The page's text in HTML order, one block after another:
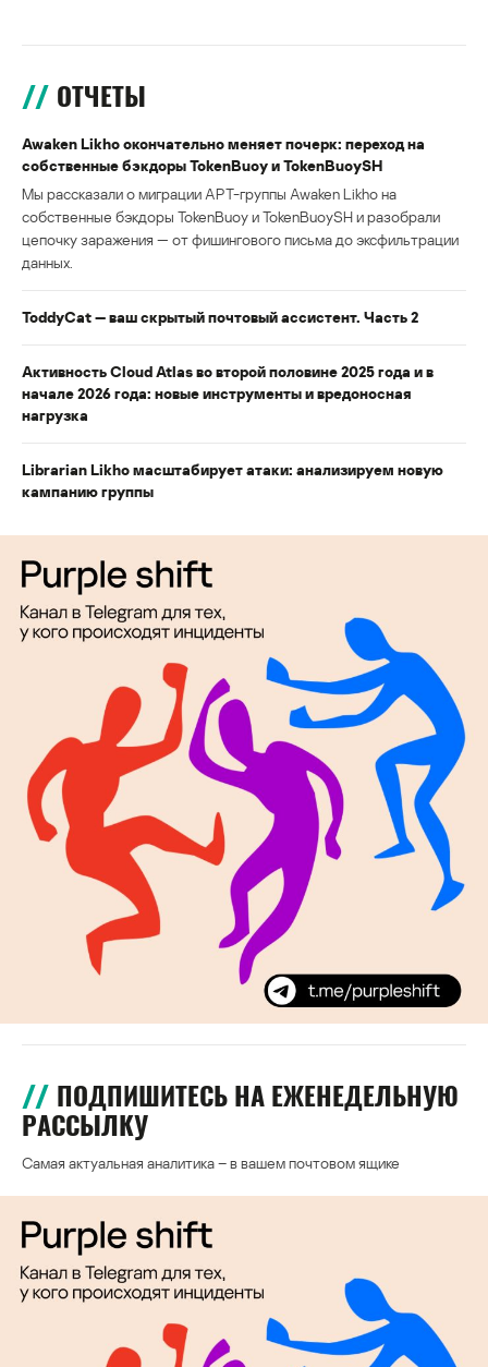
ОТЧЕТЫ
Awaken Likho окончательно меняет почерк: переход на
собственные бэкдоры TokenBuoy и TokenBuoySH
Мы рассказали о миграции APT-группы Awaken Likho на
собственные бэкдоры TokenBuoy и TokenBuoySH и разобрали
цепочку заражения — от фишингового письма до эксфильтрации
данных.
ToddyCat — ваш скрытый почтовый ассистент. Часть 2
Активность Cloud Atlas во второй половине 2025 года и в
начале 2026 года: новые инструменты и вредоносная
нагрузка
Librarian Likho масштабирует атаки: анализируем новую
кампанию группы
ПОДПИШИТЕСЬ НА ЕЖЕНЕДЕЛЬНУЮ
РАССЫЛКУ
Самая актуальная аналитика – в вашем почтовом ящике